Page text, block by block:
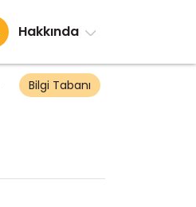
Hakkında
Bilgi Tabanı